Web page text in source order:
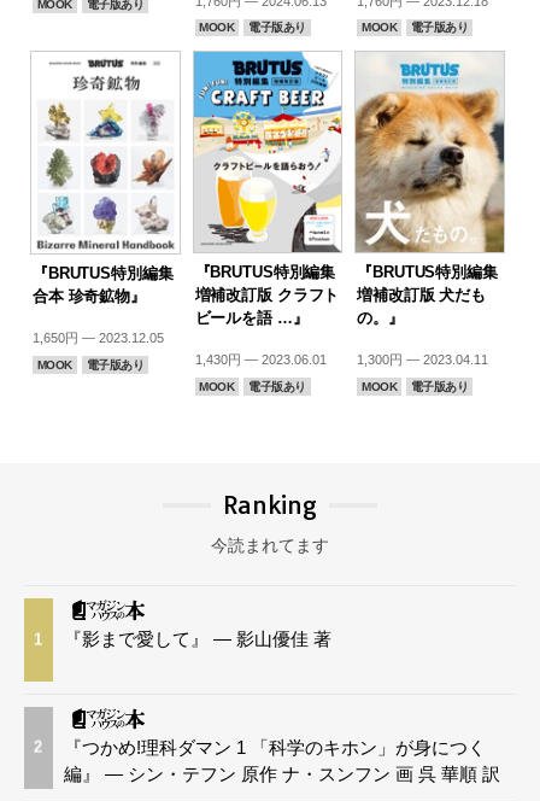
MOOK 電子版あり
MOOK 電子版あり MOOK 電子版あり
『BRUTUS特別編集
合本 珍奇鉱物』
1,650円 — 2023.12.05
MOOK 電子版あり
『BRUTUS特別編集
増補改訂版 クラフト
ビールを語 …』
1,430円 — 2023.06.01
MOOK 電子版あり
『BRUTUS特別編集
増補改訂版 犬だも
の。』
1,300円 — 2023.04.11
MOOK 電子版あり
Ranking
今読まれてます
1 『影まで愛して』 — 影山優佳 著
2
『つかめ!理科ダマン 1 「科学のキホン」が身につく
編』 — シン・テフン 原作 ナ・スンフン 画 呉 華順 訳